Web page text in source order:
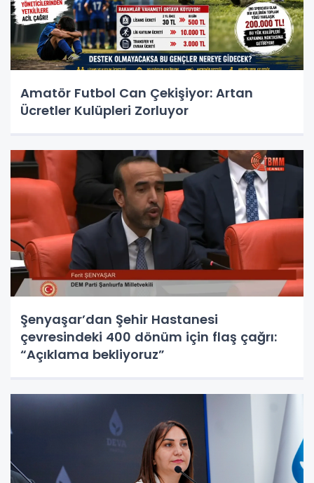
Amatör Futbol Can Çekişiyor: Artan
Ücretler Kulüpleri Zorluyor
Şenyaşar’dan Şehir Hastanesi
çevresindeki 400 dönüm için flaş çağrı:
“Açıklama bekliyoruz”